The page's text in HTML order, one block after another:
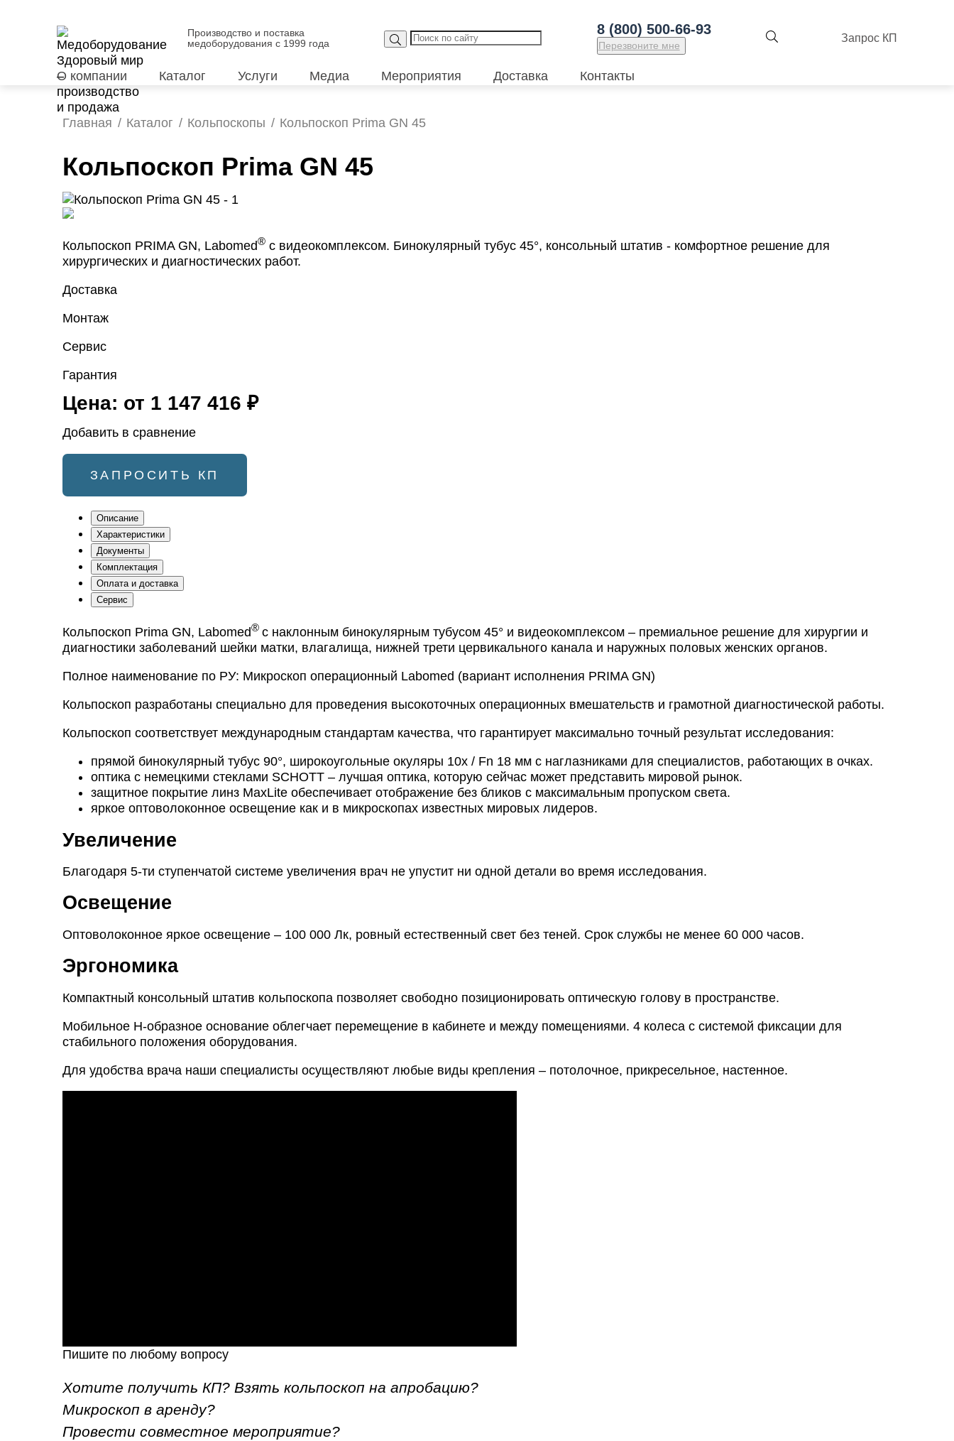
Производство и поставка
медоборудования с 1999 года
8 (800) 500-66-93
Перезвоните мне
Запрос КП
О компании Каталог Услуги Медиа Мероприятия Доставка Контакты
Главная Каталог Кольпоскопы Кольпоскоп Prima GN 45
Кольпоскоп Prima GN 45
Кольпоскоп PRIMA GN, Labomed® с видеокомплексом. Бинокулярный тубус 45°, консольный штатив - комфортное решение для
хирургических и диагностических работ.
Доставка
Монтаж
Сервис
Гарантия
Цена: от 1 147 416 ₽
Добавить в сравнение
ЗАПРОСИТЬ КП
Описание
Характеристики
Документы
Комплектация
Оплата и доставка
Сервис
Кольпоскоп Prima GN, Labomed® с наклонным бинокулярным тубусом 45° и видеокомплексом – премиальное решение для хирургии и
диагностики заболеваний шейки матки, влагалища, нижней трети цервикального канала и наружных половых женских органов.
Полное наименование по РУ: Микроскоп операционный Labomed (вариант исполнения PRIMA GN)
Кольпоскоп разработаны специально для проведения высокоточных операционных вмешательств и грамотной диагностической работы.
Кольпоскоп соответствует международным стандартам качества, что гарантирует максимально точный результат исследования:
прямой бинокулярный тубус 90°, широкоугольные окуляры 10х / Fn 18 мм с наглазниками для специалистов, работающих в очках.
оптика с немецкими стеклами SCHOTT – лучшая оптика, которую сейчас может представить мировой рынок.
защитное покрытие линз MaxLite обеспечивает отображение без бликов с максимальным пропуском света.
яркое оптоволоконное освещение как и в микроскопах известных мировых лидеров.
Увеличение
Благодаря 5-ти ступенчатой системе увеличения врач не упустит ни одной детали во время исследования.
Освещение
Оптоволоконное яркое освещение – 100 000 Лк, ровный естественный свет без теней. Срок службы не менее 60 000 часов.
Эргономика
Компактный консольный штатив кольпоскопа позволяет свободно позиционировать оптическую голову в пространстве.
Мобильное Н-образное основание облегчает перемещение в кабинете и между помещениями. 4 колеса с системой фиксации для
стабильного положения оборудования.
Для удобства врача наши специалисты осуществляют любые виды крепления – потолочное, прикресельное, настенное.
Пишите по любому вопросу
Хотите получить КП? Взять кольпоскоп на апробацию?
Микроскоп в аренду?
Провести совместное мероприятие?